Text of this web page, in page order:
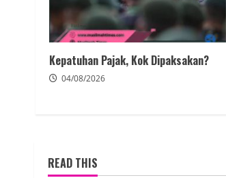
Kepatuhan Pajak, Kok Dipaksakan?
04/08/2026
READ THIS